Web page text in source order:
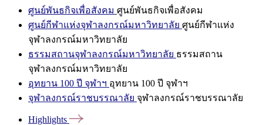
ศูนย์พันธกิจเพื่อสังคม ศูนย์พันธกิจเพื่อสังคม
ศูนย์กีฬาแห่งจุฬาลงกรณ์มหาวิทยาลัย ศูนย์กีฬาแห่ง
จุฬาลงกรณ์มหาวิทยาลัย
ธรรมสถานจุฬาลงกรณ์มหาวิทยาลัย ธรรมสถาน
จุฬาลงกรณ์มหาวิทยาลัย
อุทยาน 100 ปี จุฬาฯ อุทยาน 100 ปี จุฬาฯ
จุฬาลงกรณ์ราชบรรณาลัย จุฬาลงกรณ์ราชบรรณาลัย
Highlights